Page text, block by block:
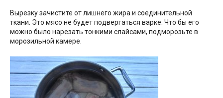
Вырезку зачистите от лишнего жира и соединительной
ткани. Это мясо не будет подвергаться варке. Что бы его
можно было нарезать тонкими слайсами, подморозьте в
морозильной камере.